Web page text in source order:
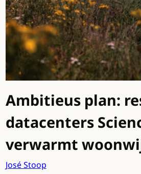
Ambitieus plan:
datacenters
verwarmt
José Stoop